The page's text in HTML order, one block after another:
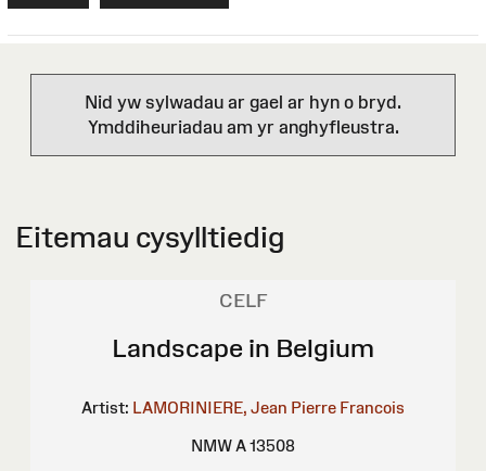
Nid yw sylwadau ar gael ar hyn o bryd.
Ymddiheuriadau am yr anghyfleustra.
Eitemau cysylltiedig
CELF
Landscape in Belgium
Artist: LAMORINIERE, Jean Pierre Francois
NMW A 13508